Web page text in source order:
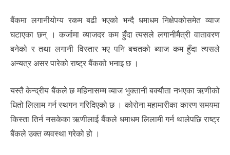
बैंकमा लगानीयोग्य रकम बढी भएको भन्दै धमाधम निक्षेपकोसमेत व्याज
घटाएका छन् । कर्जामा व्याजदर कम हुँदा त्यसले लगानीमैत्री वातावरण
बनेको र तथा लगानी विस्तार भए पनि बचतको ब्याज कम हुँदा त्यसले
अन्यत्र असर पारेको राष्ट्र बैंकको भनाइ छ ।
यस्तै केन्द्रीय बैंकले छ महिनासम्म व्याज भुक्तानी बक्यौता नभएका ऋणीको
धितो लिलाम गर्न स्थगन गरिदिएको छ । कोरोना महामारीका कारण समयमा
किस्ता तिर्न नसकेका ऋणीलाई बैंकले धमाधम लिलामी गर्न थालेपछि राष्ट्र
बैंकले उक्त व्यवस्था गरेको हो ।